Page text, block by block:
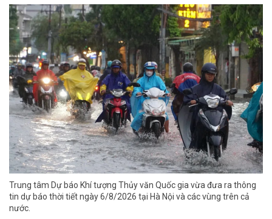
Trung tâm Dự báo Khí tượng Thủy văn Quốc gia vừa đưa ra thông
tin dự báo thời tiết ngày 6/8/2026 tại Hà Nội và các vùng trên cả
nước.